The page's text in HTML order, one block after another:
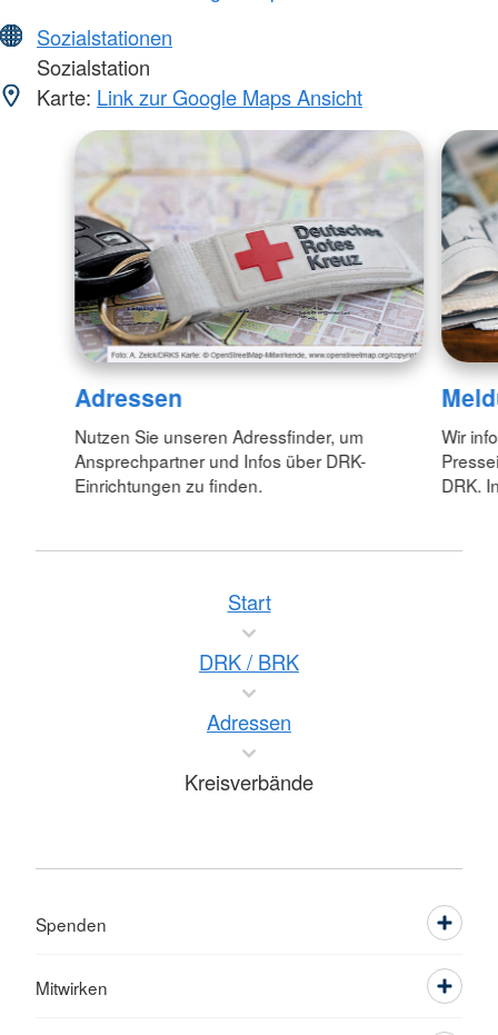
Sozialstationen
Sozialstation
Karte: Link zur Google Maps Ansicht
Adressen
Nutzen Sie unseren Adressfinder, um
Ansprechpartner und Infos über DRK-
Einrichtungen zu finden.
Wir
DRK.
Start
DRK / BRK
Adressen
Kreisverbände
Spenden
Mitwirken